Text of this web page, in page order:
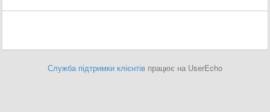
Служба підтримки клієнтів працює на UserEcho